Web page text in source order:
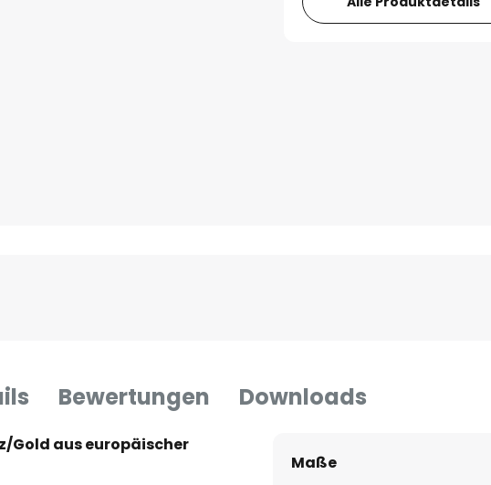
Bewertungen Downloads
Gold aus europäischer
Maße